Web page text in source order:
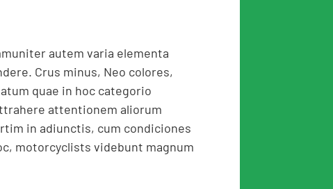
autem varia elementa
Crus minus, Neo colores,
quae in hoc categorio
attentionem aliorum
in adiunctis, cum condiciones
motorcyclists videbunt magnum